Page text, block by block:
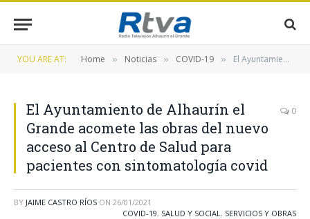
YOU ARE AT: Home » Noticias » COVID-19 » El Ayuntamiento de Alhaurín el Grande acomete las obras del nuevo acceso al Centro de Salud para pacientes con sintomatología covid
El Ayuntamiento de Alhaurín el
Grande acomete las obras del nuevo
acceso al Centro de Salud para
pacientes con sintomatología covid
0
BY JAIME CASTRO RÍOS ON 26/01/2021
COVID-19, SALUD Y SOCIAL, SERVICIOS Y OBRAS